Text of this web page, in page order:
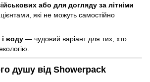
або для догляду за літніми
які не можуть самостійно
воду — чудовий варіант для тих, хто
душу від Showerpack